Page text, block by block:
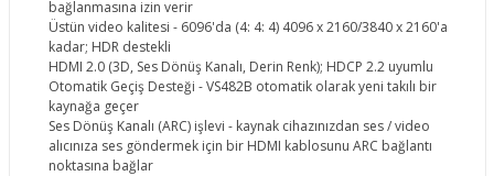
bağlanmasına izin verir
Üstün video kalitesi - 6096'da (4: 4: 4) 4096 x 2160/3840 x 2160'a
kadar; HDR destekli
HDMI 2.0 (3D, Ses Dönüş Kanalı, Derin Renk); HDCP 2.2 uyumlu
Otomatik Geçiş Desteği - VS482B otomatik olarak yeni takılı bir
kaynağa geçer
Ses Dönüş Kanalı (ARC) işlevi - kaynak cihazınızdan ses / video
alıcınıza ses göndermek için bir HDMI kablosunu ARC bağlantı
noktasına bağlar